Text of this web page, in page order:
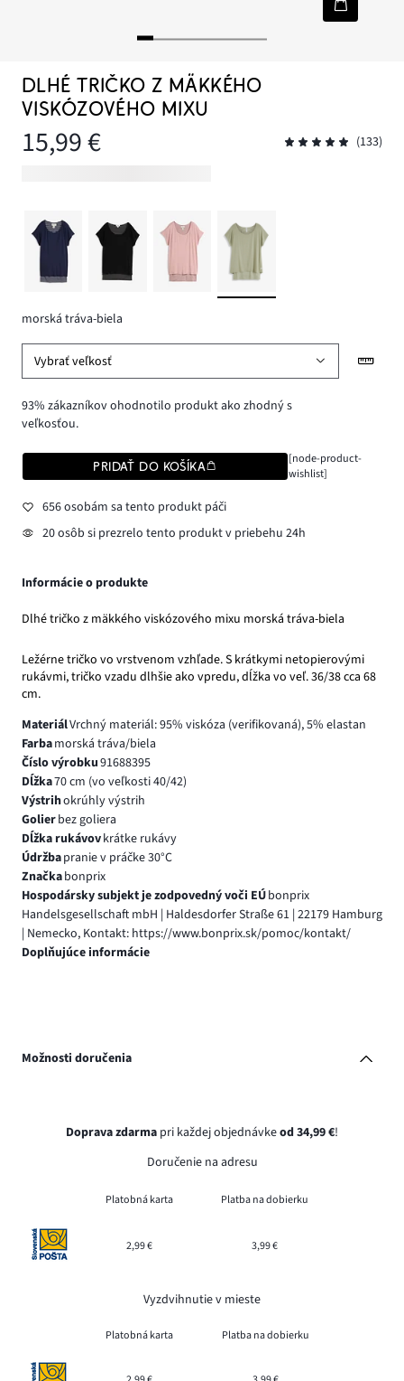
DLHÉ TRIČKO Z MÄKKÉHO
VISKÓZOVÉHO MIXU
15,99 € (133)
morská tráva-biela
Vybrať veľkosť
93% zákazníkov ohodnotilo produkt ako zhodný s
veľkosťou.
PRIDAŤ DO KOŠÍKA
[node-product-
wishlist]
656 osobám sa tento produkt páči
20 osôb si prezrelo tento produkt v priebehu 24h
Informácie o produkte
Dlhé tričko z mäkkého viskózového mixu morská tráva-biela
Ležérne tričko vo vrstvenom vzhľade. S krátkymi netopierovými
rukávmi, tričko vzadu dlhšie ako vpredu, dĺžka vo veľ. 36/38 cca 68
cm.
MateriálVrchný materiál: 95% viskóza (verifikovaná), 5% elastan
Farbamorská tráva/biela
Číslo výrobku91688395
Dĺžka70 cm (vo veľkosti 40/42)
Výstrihokrúhly výstrih
Golierbez goliera
Dĺžka rukávovkrátke rukávy
Údržbapranie v práčke 30°C
Značkabonprix
Hospodársky subjekt je zodpovedný voči EÚbonprix
Handelsgesellschaft mbH | Haldesdorfer Straße 61 | 22179 Hamburg
| Nemecko, Kontakt: https://www.bonprix.sk/pomoc/kontakt/
Doplňujúce informácie
Možnosti doručenia
Doprava zdarma pri každej objednávkeod 34,99 €!
Doručenie na adresu
Platobná karta Platba na dobierku
2,99 € 3,99 €
Vyzdvihnutie v mieste
Platobná karta Platba na dobierku